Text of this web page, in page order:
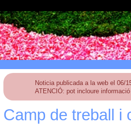
Noticia publicada a la web el 06/
ATENCIÓ: pot incloure
Camp de treball i